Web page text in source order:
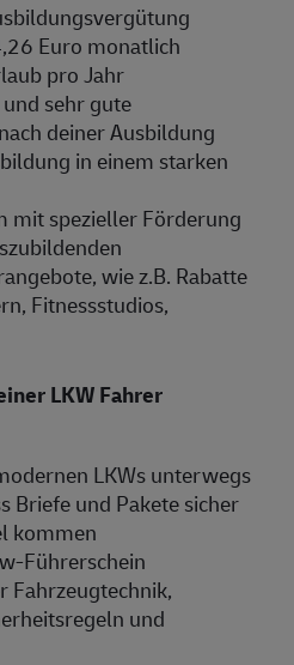
Euro monatlich
pro Jahr
sehr gute
deiner Ausbildung
in einem starken
mit spezieller Förderung
wie z.B. Rabatte
Fitnessstudios,
LKW Fahrer
LKWs unterwegs
Briefe und Pakete sicher
kommen
Führerschein
Fahrzeugtechnik,
und